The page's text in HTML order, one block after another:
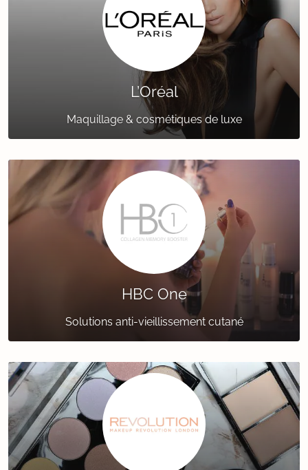
L’Oréal
Maquillage & cosmétiques de luxe
HBC One
Solutions anti-vieillissement cutané